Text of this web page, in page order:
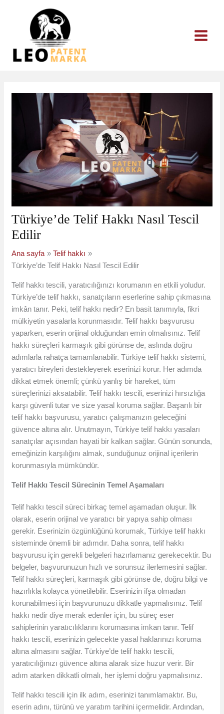
Türkiye’de Telif Hakkı Nasıl Tescil
Edilir
Ana sayfa
Telif hakkı
Türkiye’de Telif Hakkı Nasıl Tescil Edilir
Telif hakkı tescili, yaratıcılığınızı korumanın en etkili yoludur.
Türkiye’de telif hakkı, sanatçıların eserlerine sahip çıkmasına
imkân tanır. Peki, telif hakkı nedir? En basit tanımıyla, fikri
mülkiyetin yasalarla korunmasıdır. Telif hakkı başvurusu
yaparken, eserin orijinal olduğundan emin olmalısınız. Telif
hakkı süreçleri karmaşık gibi görünse de, aslında doğru
adımlarla rahatça tamamlanabilir. Türkiye telif hakkı sistemi,
yaratıcı bireyleri destekleyerek eserinizi korur. Her adımda
dikkat etmek önemli; çünkü yanlış bir hareket, tüm
süreçlerinizi aksatabilir. Telif hakkı tescili, eserinizi hırsızlığa
karşı güvenli tutar ve size yasal koruma sağlar. Başarılı bir
telif hakkı başvurusu, yaratıcı çalışmanızın geleceğini
güvence altına alır. Unutmayın, Türkiye telif hakkı yasaları
sanatçılar açısından hayati bir kalkan sağlar. Günün sonunda,
emeğinizin karşılığını almak, sunduğunuz orijinal içerilerin
korunmasıyla mümkündür.
Telif Hakkı Tescil Sürecinin Temel Aşamaları
Telif hakkı tescil süreci birkaç temel aşamadan oluşur. İlk
olarak, eserin orijinal ve yaratıcı bir yapıya sahip olması
gerekir. Eserinizin özgünlüğünü korumak, Türkiye telif hakkı
sisteminde önemli bir adımdır. Daha sonra, telif hakkı
başvurusu için gerekli belgeleri hazırlamanız gerekecektir. Bu
belgeler, başvurunuzun hızlı ve sorunsuz ilerlemesini sağlar.
Telif hakkı süreçleri, karmaşık gibi görünse de, doğru bilgi ve
hazırlıkla kolayca yönetilebilir. Eserinizin ifşa olmadan
korunabilmesi için başvurunuzu dikkatle yapmalısınız. Telif
hakkı nedir diye merak edenler için, bu süreç eser
sahiplerinin yaratıcılıklarını korumasına imkan tanır. Telif
hakkı tescili, eserinizin gelecekte yasal haklarınızı koruma
altına almasını sağlar. Türkiye’de telif hakkı tescili,
yaratıcılığınızı güvence altına alarak size huzur verir. Bir
adım atarken dikkatli olmalı, her işlemi doğru yapmalısınız.
Telif hakkı tescili için ilk adım, eserinizi tanımlamaktır. Bu,
eserin adını, türünü ve yaratım tarihini içermelidir. Ardından,